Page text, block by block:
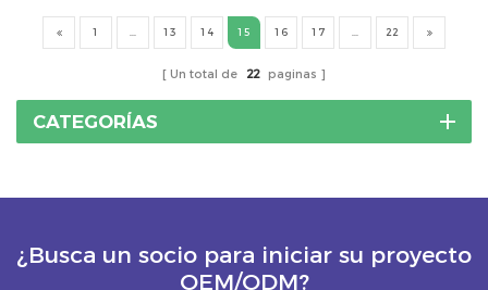
1 13 14 15 16 17 22
Un total de 22 paginas
CATEGORÍAS
¿Busca un socio para iniciar su proyecto
OEM/ODM?